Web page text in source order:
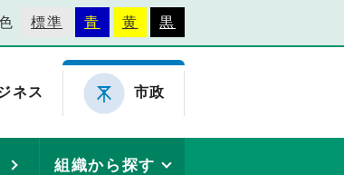
標準 青 黄 黒
ネス 市政
組織から探す